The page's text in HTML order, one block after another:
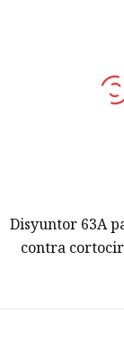
Disyuntor 63A
contra